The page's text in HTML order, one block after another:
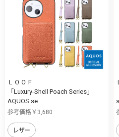
ＬＯＯＦ
「Luxury-Shell Poach Series」
AQUOS se...
参考価格￥3,680
レザー